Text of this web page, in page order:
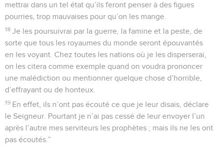
mettrai dans un tel état qu’ils feront penser à des figues
pourries, trop mauvaises pour qu’on les mange.
18 Je les poursuivrai par la guerre, la famine et la peste, de
sorte que tous les royaumes du monde seront épouvantés
en les voyant. Chez toutes les nations où je les disperserai,
on les citera comme exemple quand on voudra prononcer
une malédiction ou mentionner quelque chose d’horrible,
d’effrayant ou de honteux.
19 En effet, ils n’ont pas écouté ce que je leur disais, déclare
le Seigneur. Pourtant je n’ai pas cessé de leur envoyer l’un
après l’autre mes serviteurs les prophètes ; mais ils ne les ont
pas écoutés.”